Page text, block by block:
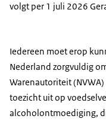
volgt per 1 juli 2026
Iedereen moet erop
Nederland zorgvuldig
Warenautoriteit
toezicht uit op
alcoholontmoediging,